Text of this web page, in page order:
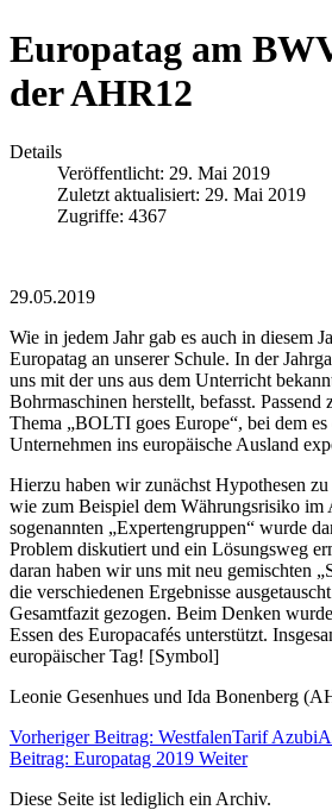
Europatag am
der AHR12
Details
Veröffentlicht: 29. Mai 2019
Zuletzt aktualisiert: 29. Mai 2019
Zugriffe: 4367
29.05.2019
Wie in jedem Jahr gab es auch in diesem
Europatag an unserer Schule. In der
uns mit deruns aus dem Unterricht
Bohrmaschinen herstellt, befasst. Passend
Thema „BOLTI goes Europe“, bei dem
Unternehmen ins europäische Ausland
Hierzu haben wir zunächst Hypothesen
wie zum Beispiel dem Währungsrisiko im
sogenannten „Expertengruppen“ wurde
Problem diskutiert und ein Lösungsweg
daran haben wir uns mit neu gemischten
die verschiedenen Ergebnisse
Gesamtfazit gezogen. Beim Denken
Essen des Europacafés unterstützt.
europäischer Tag! [Symbol]
Leonie Gesenhues und Ida Bonenberg
Vorheriger Beitrag: WestfalenTarif
Beitrag: Europatag 2019 Weiter
Diese Seite ist lediglich ein Archiv.